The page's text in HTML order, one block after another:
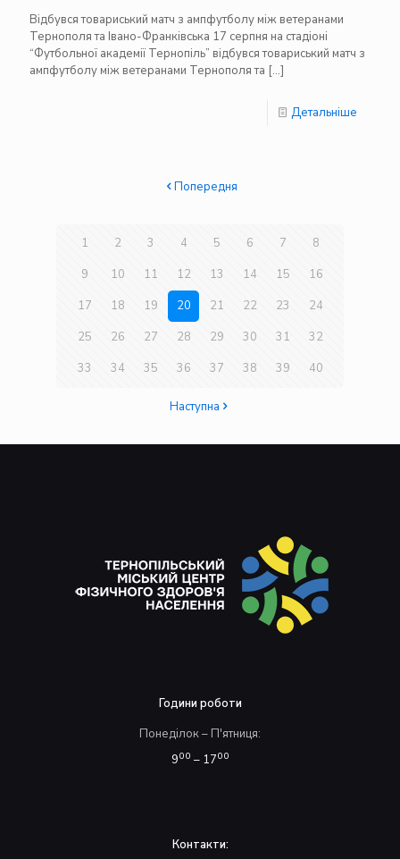
Відбувся товариський матч з ампфутболу між ветеранами
Тернополя та Івано-Франківська 17 серпня на стадіоні
“Футбольної академії Тернопіль” відбувся товариський матч з
ампфутболу між ветеранами Тернополя та […]
Детальніше
Попередня
1 2 3 4 5 6 7
8
9
10 11 12 13 14 15
16
17
18 19 20 21 22 23
24
25
26 27 28 29 30 31
32
33
34 35 36 37 38 39 40
Наступна
Години роботи
Понеділок – П'ятниця:
900 – 1700
Контакти: